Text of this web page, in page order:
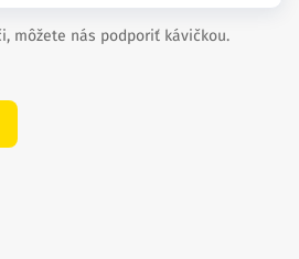
môžete nás podporiť kávičkou.